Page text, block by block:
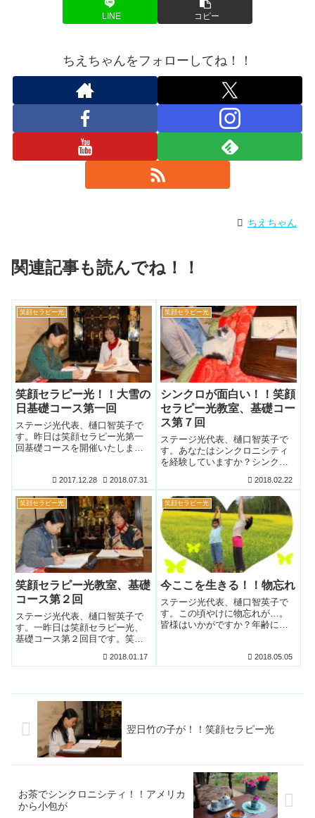
LINE コピー
ちえちゃんをフォローしてね！！
ちえちゃん
関連記事も読んでね！！
笑顔セラピー光
笑顔セラピー光！！大雪の
日基礎コース第一回
ステージ光代表、樋口智英子で
す。昨日は笑顔セラピー光第一
回基礎コースを開催いたしまし
ばかりで、頭の中がごちゃごち
ゃしていますが、一度家で整理
してみます。」とおっしゃって
いました。勉強熱心な方です
よ。
2017.12.28 2018.07.31
笑顔セラピー光
シンクロが面白い！！笑顔
セラピー光教室、基礎コー
ス第７回
ステージ光代表、樋口智英子で
す。あなたはシンクロニシティ
を経験していますか？シンクロ
が上がってきた証拠です。あな
たも笑顔セラピー光セミナーを
受講して物の考え方や見方を変
え、シンクロニシティを経験し
てみませんか？
2018.02.22
笑顔セラピー光
笑顔セラピー光教室、基礎
コース第２回
ステージ光代表、樋口智英子で
す。一昨日は笑顔セラピー光、
基礎コース第２回目です。笑顔
セミナーでご自分の人生を変え
理解できる部分が多いので、な
かなかうまく伝えられません。
是非１度お越し下さいね。
2018.01.17
笑顔セラピー光
今ここを生きる！！物忘れ
ステージ光代表、樋口智英子で
す。この頃やけに物忘れが…。
皆様はいかがですか？年齢によ
2018.05.05
翌日竹の子が！！笑顔セラピー光
お茶でシンクロニシティ！！アメリカ
から小包が